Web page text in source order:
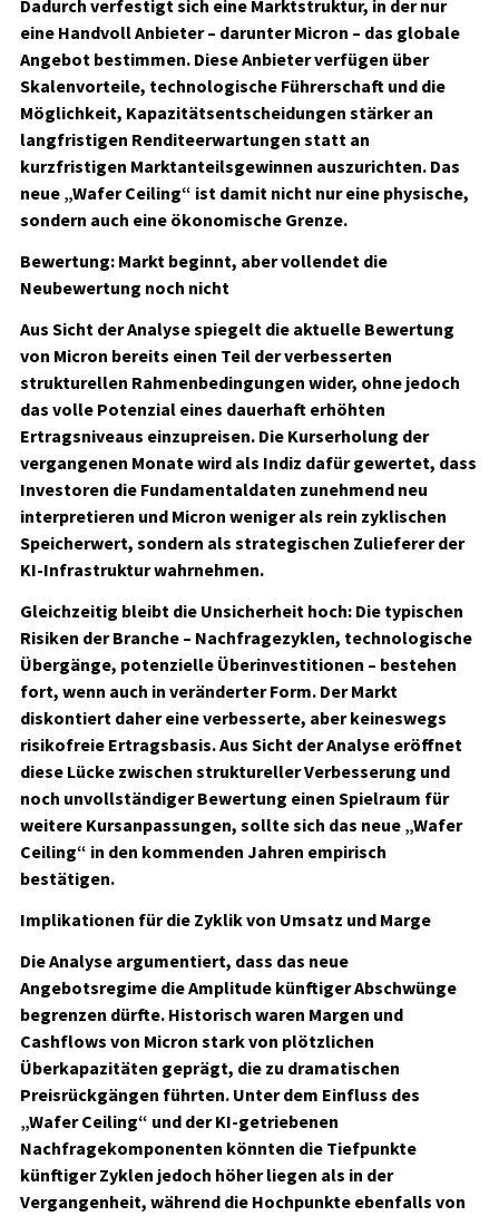
Dadurch verfestigt sich eine Marktstruktur, in der nur
eine Handvoll Anbieter – darunter Micron – das globale
Angebot bestimmen. Diese Anbieter verfügen über
Skalenvorteile, technologische Führerschaft und die
Möglichkeit, Kapazitätsentscheidungen stärker an
langfristigen Renditeerwartungen statt an
kurzfristigen Marktanteilsgewinnen auszurichten. Das
neue „Wafer Ceiling“ ist damit nicht nur eine physische,
sondern auch eine ökonomische Grenze.
Bewertung: Markt beginnt, aber vollendet die
Neubewertung noch nicht
Aus Sicht der Analyse spiegelt die aktuelle Bewertung
von Micron bereits einen Teil der verbesserten
strukturellen Rahmenbedingungen wider, ohne jedoch
das volle Potenzial eines dauerhaft erhöhten
Ertragsniveaus einzupreisen. Die Kurserholung der
vergangenen Monate wird als Indiz dafür gewertet, dass
Investoren die Fundamentaldaten zunehmend neu
interpretieren und Micron weniger als rein zyklischen
Speicherwert, sondern als strategischen Zulieferer der
KI-Infrastruktur wahrnehmen.
Gleichzeitig bleibt die Unsicherheit hoch: Die typischen
Risiken der Branche – Nachfragezyklen, technologische
Übergänge, potenzielle Überinvestitionen – bestehen
fort, wenn auch in veränderter Form. Der Markt
diskontiert daher eine verbesserte, aber keineswegs
risikofreie Ertragsbasis. Aus Sicht der Analyse eröffnet
diese Lücke zwischen struktureller Verbesserung und
noch unvollständiger Bewertung einen Spielraum für
weitere Kursanpassungen, sollte sich das neue „Wafer
Ceiling“ in den kommenden Jahren empirisch
bestätigen.
Implikationen für die Zyklik von Umsatz und Marge
Die Analyse argumentiert, dass das neue
Angebotsregime die Amplitude künftiger Abschwünge
begrenzen dürfte. Historisch waren Margen und
Cashflows von Micron stark von plötzlichen
Überkapazitäten geprägt, die zu dramatischen
Preisrückgängen führten. Unter dem Einfluss des
„Wafer Ceiling“ und der KI-getriebenen
Nachfragekomponenten könnten die Tiefpunkte
künftiger Zyklen jedoch höher liegen als in der
Vergangenheit, während die Hochpunkte ebenfalls von